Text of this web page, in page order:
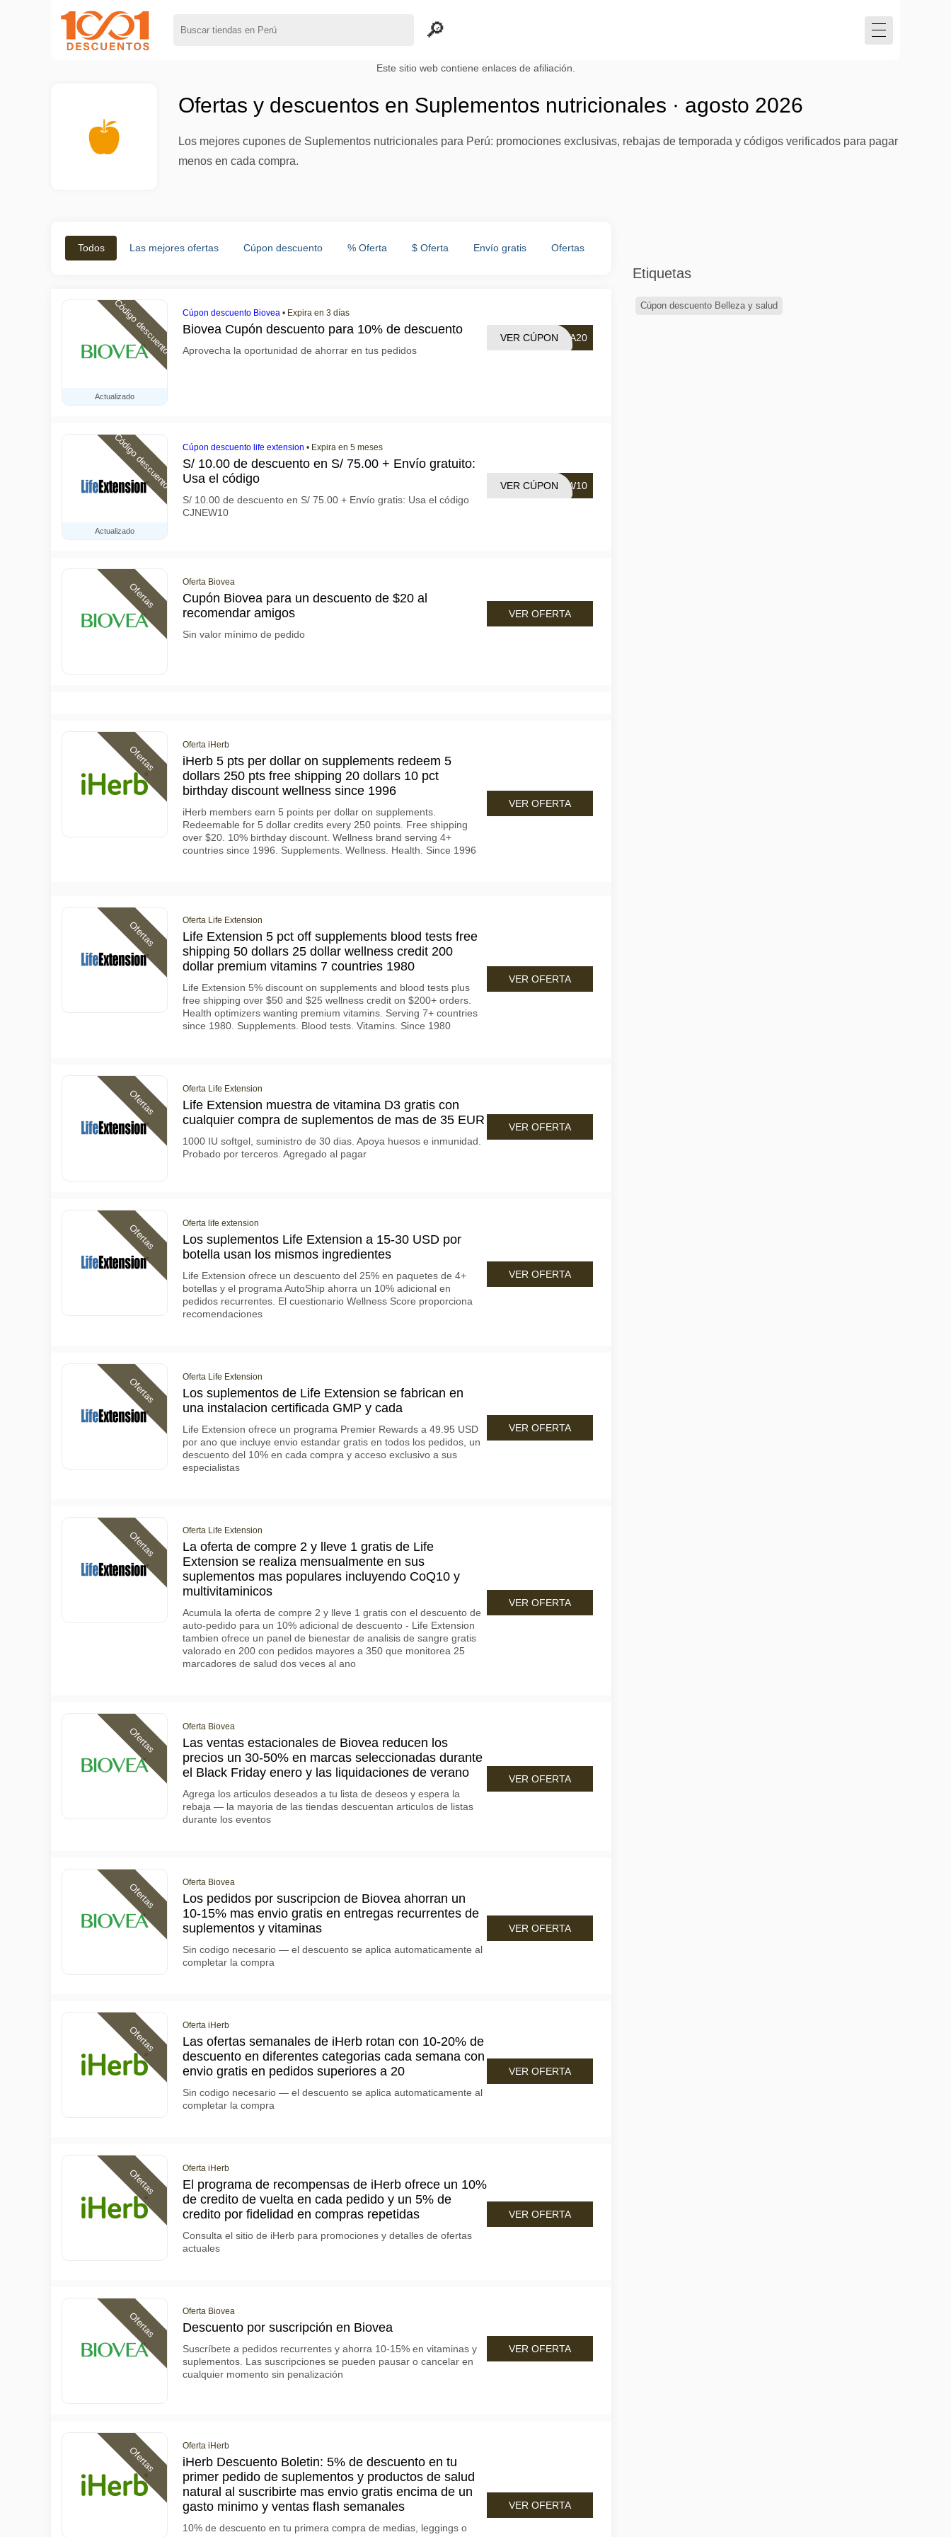
Este sitio web contiene enlaces de afiliación.
Ofertas y descuentos en Suplementos nutricionales · agosto 2026
Los mejores cupones de Suplementos nutricionales para Perú: promociones exclusivas, rebajas de temporada y códigos verificados para pagar
menos en cada compra.
Todos Las mejores ofertas Cúpon descuento % Oferta $ Oferta Envío gratis Ofertas
Actualizado
Código descuento Cúpon descuento Biovea • Expira en 3 días
Biovea Cupón descuento para 10% de descuento
Aprovecha la oportunidad de ahorrar en tus pedidos
VA20
VER CÚPON
Actualizado
Código descuento Cúpon descuento life extension • Expira en 5 meses
S/ 10.00 de descuento en S/ 75.00 + Envío gratuito:
Usa el código
S/ 10.00 de descuento en S/ 75.00 + Envío gratis: Usa el código
CJNEW10
EW10
VER CÚPON
Ofertas Oferta Biovea
Cupón Biovea para un descuento de $20 al
recomendar amigos
Sin valor mínimo de pedido
VER OFERTA
Ofertas Oferta iHerb
iHerb 5 pts per dollar on supplements redeem 5
dollars 250 pts free shipping 20 dollars 10 pct
birthday discount wellness since 1996
iHerb members earn 5 points per dollar on supplements.
Redeemable for 5 dollar credits every 250 points. Free shipping
over $20. 10% birthday discount. Wellness brand serving 4+
countries since 1996. Supplements. Wellness. Health. Since 1996
VER OFERTA
Ofertas Oferta Life Extension
Life Extension 5 pct off supplements blood tests free
shipping 50 dollars 25 dollar wellness credit 200
dollar premium vitamins 7 countries 1980
Life Extension 5% discount on supplements and blood tests plus
free shipping over $50 and $25 wellness credit on $200+ orders.
Health optimizers wanting premium vitamins. Serving 7+ countries
since 1980. Supplements. Blood tests. Vitamins. Since 1980
VER OFERTA
Ofertas Oferta Life Extension
Life Extension muestra de vitamina D3 gratis con
cualquier compra de suplementos de mas de 35 EUR
1000 IU softgel, suministro de 30 dias. Apoya huesos e inmunidad.
Probado por terceros. Agregado al pagar
VER OFERTA
Ofertas Oferta life extension
Los suplementos Life Extension a 15-30 USD por
botella usan los mismos ingredientes
Life Extension ofrece un descuento del 25% en paquetes de 4+
botellas y el programa AutoShip ahorra un 10% adicional en
pedidos recurrentes. El cuestionario Wellness Score proporciona
recomendaciones
VER OFERTA
Ofertas Oferta Life Extension
Los suplementos de Life Extension se fabrican en
una instalacion certificada GMP y cada
Life Extension ofrece un programa Premier Rewards a 49.95 USD
por ano que incluye envio estandar gratis en todos los pedidos, un
descuento del 10% en cada compra y acceso exclusivo a sus
especialistas
VER OFERTA
Ofertas Oferta Life Extension
La oferta de compre 2 y lleve 1 gratis de Life
Extension se realiza mensualmente en sus
suplementos mas populares incluyendo CoQ10 y
multivitaminicos
Acumula la oferta de compre 2 y lleve 1 gratis con el descuento de
auto-pedido para un 10% adicional de descuento - Life Extension
tambien ofrece un panel de bienestar de analisis de sangre gratis
valorado en 200 con pedidos mayores a 350 que monitorea 25
marcadores de salud dos veces al ano
VER OFERTA
Ofertas Oferta Biovea
Las ventas estacionales de Biovea reducen los
precios un 30-50% en marcas seleccionadas durante
el Black Friday enero y las liquidaciones de verano
Agrega los articulos deseados a tu lista de deseos y espera la
rebaja — la mayoria de las tiendas descuentan articulos de listas
durante los eventos
VER OFERTA
Ofertas Oferta Biovea
Los pedidos por suscripcion de Biovea ahorran un
10-15% mas envio gratis en entregas recurrentes de
suplementos y vitaminas
Sin codigo necesario — el descuento se aplica automaticamente al
completar la compra
VER OFERTA
Ofertas Oferta iHerb
Las ofertas semanales de iHerb rotan con 10-20% de
descuento en diferentes categorias cada semana con
envio gratis en pedidos superiores a 20
Sin codigo necesario — el descuento se aplica automaticamente al
completar la compra
VER OFERTA
Ofertas Oferta iHerb
El programa de recompensas de iHerb ofrece un 10%
de credito de vuelta en cada pedido y un 5% de
credito por fidelidad en compras repetidas
Consulta el sitio de iHerb para promociones y detalles de ofertas
actuales
VER OFERTA
Ofertas Oferta Biovea
Descuento por suscripción en Biovea
Suscríbete a pedidos recurrentes y ahorra 10-15% en vitaminas y
suplementos. Las suscripciones se pueden pausar o cancelar en
cualquier momento sin penalización
VER OFERTA
Ofertas Oferta iHerb
iHerb Descuento Boletin: 5% de descuento en tu
primer pedido de suplementos y productos de salud
natural al suscribirte mas envio gratis encima de un
gasto minimo y ventas flash semanales
10% de descuento en tu primera compra de medias, leggings o
VER OFERTA
Etiquetas
Cúpon descuento Belleza y salud